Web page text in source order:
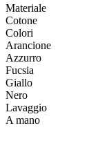
Materiale
Cotone
Colori
Arancione
Azzurro
Fucsia
Giallo
Nero
Lavaggio
A mano